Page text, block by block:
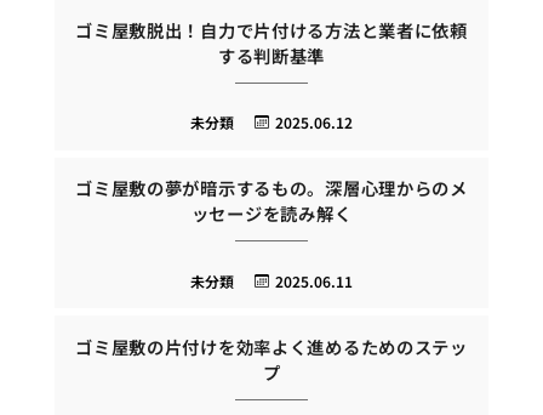
ゴミ屋敷脱出！自力で片付ける方法と業者に依頼
する判断基準
2025.06.12
未分類
ゴミ屋敷の夢が暗示するもの。深層心理からのメ
ッセージを読み解く
2025.06.11
未分類
ゴミ屋敷の片付けを効率よく進めるためのステッ
プ